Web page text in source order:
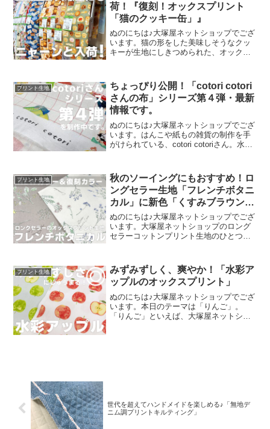
荷！『復刻！オックスプリント
「猫のクッキー缶」』
ぬのにちは♪大塚屋ネットショップでござ
います。猫の形をした美味しそうなクッ
キーが生地にしきつめられた、オックス
した。ご予約をくださっていましたお客
様への発送が完了し、現
プリント生地
ちょっぴり公開！「cotori cotori
さんの布」シリーズ第４弾・最新
情報です。
ぬのにちは♪大塚屋ネットショップでござ
います。はんこや紙もの雑貨の制作を手
がけられている、cotori cotoriさん。水彩
開されています。cotori cotori
プリント生地
秋のソーイングにもおすすめ！ロ
ングセラー生地「フレンチボタニ
カル」に新色「くすみブラウン」
が登場！
ぬのにちは♪大塚屋ネットショップでござ
います。大塚屋ネットショップのロング
セラーコットンプリント生地のひとつ
た「ペールピンク」の再販が、この度決
定いたしました。2026
プリント生地
みずみずしく、爽やか！「水彩ア
ップルのオックスプリント」
ぬのにちは♪大塚屋ネットショップでござ
います。本日のテーマは「りんご」。
「りんご」といえば、大塚屋ネットショ
世代を超えてハンドメイドを楽しめる♪「無地デ
ニム調プリントキルティング」